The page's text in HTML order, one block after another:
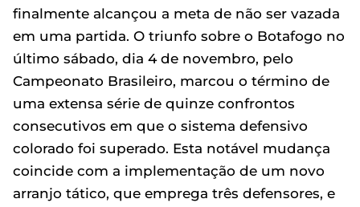
finalmente alcançou a meta de não ser vazada
em uma partida. O triunfo sobre o Botafogo no
último sábado, dia 4 de novembro, pelo
Campeonato Brasileiro, marcou o término de
uma extensa série de quinze confrontos
consecutivos em que o sistema defensivo
colorado foi superado. Esta notável mudança
coincide com a implementação de um novo
arranjo tático, que emprega três defensores, e